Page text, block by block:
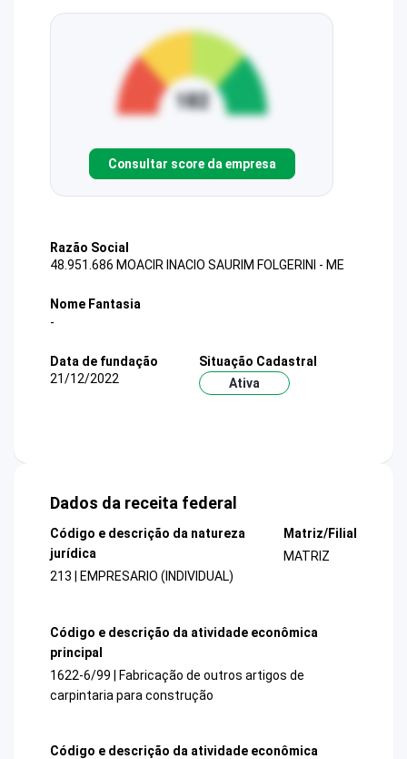
Consultar score da empresa
Razão Social
48.951.686 MOACIR INACIO SAURIM FOLGERINI - ME
Nome Fantasia
-
Data de fundação
21/12/2022
Situação Cadastral
Ativa
Dados da receita federal
Código e descrição da natureza
jurídica
213 | EMPRESARIO (INDIVIDUAL)
Matriz/Filial
MATRIZ
Código e descrição da atividade econômica
principal
1622-6/99 | Fabricação de outros artigos de
carpintaria para construção
Código e descrição da atividade econômica